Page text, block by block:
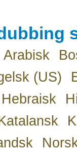
Arabisk
(US)
Hebraisk